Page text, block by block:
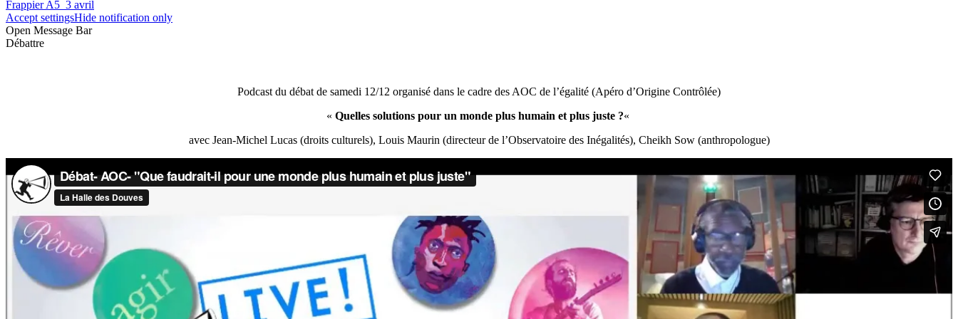
Frappier A5_3 avril
Accept settingsHide notification only
Open Message Bar
Débattre
Podcast du débat de samedi 12/12 organisé dans le cadre des AOC de l’égalité (Apéro d’Origine Contrôlée)
« Quelles solutions pour un monde plus humain et plus juste ?«
avec Jean-Michel Lucas (droits culturels), Louis Maurin (directeur de l’Observatoire des Inégalités), Cheikh Sow (anthropologue)